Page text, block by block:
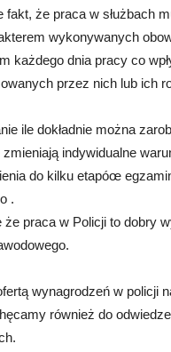
że praca w służbach
wykonywanych
każdego dnia pracy co
przez nich lub ich
ile dokładnie można
indywidualne
do kilku etapóœ
.
praca w Policji to dobry
wynagrodzeń w policji
również do